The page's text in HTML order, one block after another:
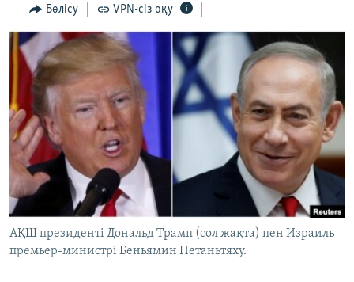
Search
ӘЛЕУМЕТ
ӘЛЕМ
АРНАЙЫ ЖОБАЛАР
Русский
ЖАЗЫЛЫҢЫЗ
Басқа тілдерде
Бөлісу VPN-сіз оқу
АҚШ президенті Дональд Трамп (сол жақта) пен Израиль
премьер-министрі Беньямин Нетаньтяху.